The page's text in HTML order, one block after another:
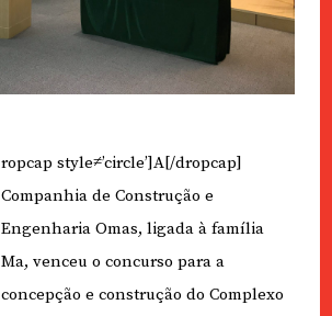
ropcap style≠’circle’]A[/dropcap]
Companhia de Construção e
Engenharia Omas, ligada à família
Ma, venceu o concurso para a
concepção e construção do Complexo